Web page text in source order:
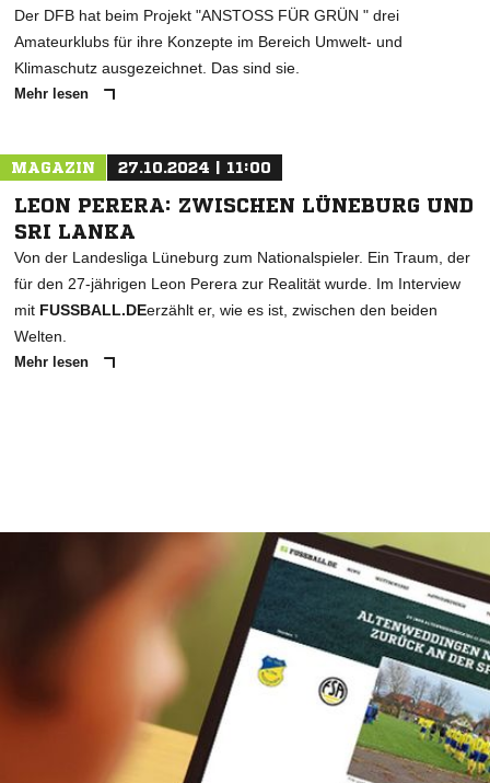
Der DFB hat beim Projekt "ANSTOSS FÜR GRÜN " drei
Amateurklubs für ihre Konzepte im Bereich Umwelt- und
Klimaschutz ausgezeichnet. Das sind sie.
Mehr lesen
MAGAZIN 27.10.2024 | 11:00
LEON PERERA: ZWISCHEN LÜNEBURG UND
SRI LANKA
Von der Landesliga Lüneburg zum Nationalspieler. Ein Traum, der
für den 27-jährigen Leon Perera zur Realität wurde. Im Interview
mit FUSSBALL.DEerzählt er, wie es ist, zwischen den beiden
Welten.
Mehr lesen